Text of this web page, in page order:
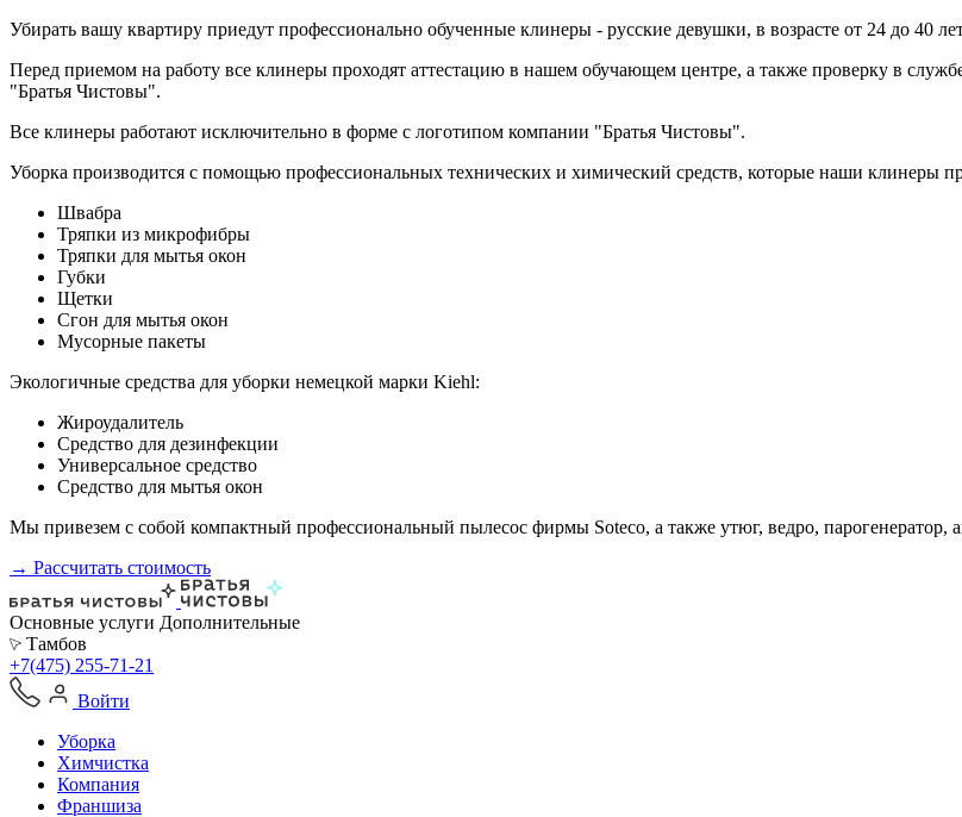
Убирать вашу квартиру приедут профессионально обученные клинеры - русские девушки, в возрасте от 24 до 40
Перед приемом на работу все клинеры проходят аттестацию в нашем обучающем центре, а также проверку в
"Братья Чистовы".
Все клинеры работают исключительно в форме с логотипом компании "Братья Чистовы".
Уборка производится с помощью профессиональных технических и химический средств, которые наши клинеры
Швабра
Тряпки из микрофибры
Тряпки для мытья окон
Губки
Щетки
Сгон для мытья окон
Мусорные пакеты
Экологичные средства для уборки немецкой марки Kiehl:
Жироудалитель
Средство для дезинфекции
Универсальное средство
Средство для мытья окон
Мы привезем с собой компактный профессиональный пылесос фирмы Soteco, а также утюг, ведро,
→ Рассчитать стоимость
Основные услуги Дополнительные
Тамбов
+7(475) 255-71-21
Войти
Уборка
Химчистка
Компания
Франшиза